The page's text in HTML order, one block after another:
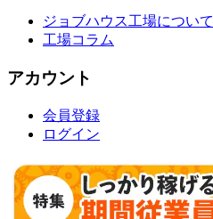
ジョブハウス工場について
工場コラム
アカウント
会員登録
ログイン